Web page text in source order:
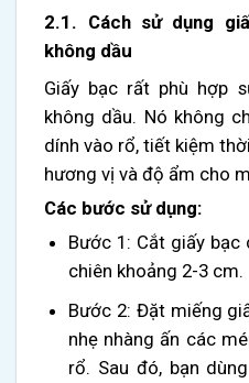
2.1. Cách sử dụng
không dầu
Giấy bạc rất phù hợp
không dầu. Nó không
dính vào rổ, tiết kiệm
hương vị và độ ẩm cho
Các bước sử dụng:
Bước 1: Cắt giấy
chiên khoảng 2-3 cm.
Bước 2: Đặt miếng
nhẹ nhàng ấn các
rổ. Sau đó, bạn